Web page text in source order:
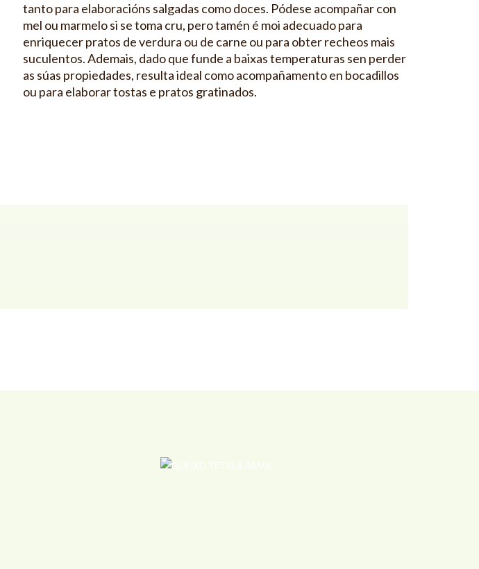
tanto para elaboracións salgadas como doces. Pódese acompañar con
mel ou marmelo si se toma cru, pero tamén é moi adecuado para
enriquecer pratos de verdura ou de carne ou para obter recheos mais
suculentos. Ademais, dado que funde a baixas temperaturas sen perder
as súas propiedades, resulta ideal como acompañamento en bocadillos
ou para elaborar tostas e pratos gratinados.